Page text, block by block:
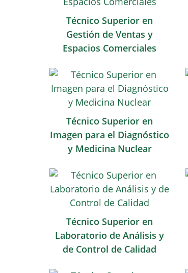
Técnico Superior en
Gestión de Ventas y
Espacios Comerciales
Técnico Superior en
Imagen para el Diagnóstico
y Medicina Nuclear
Técnico Superior en
Laboratorio de Análisis y
de Control de Calidad